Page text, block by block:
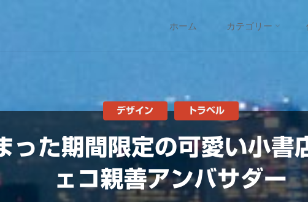
ン
ツ
へ
ホーム カテゴリー
った期間限定の可愛い小書
ェコ親善アンバサダー
デザイン トラベル